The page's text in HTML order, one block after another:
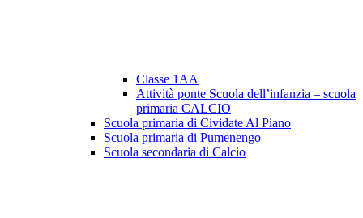
Classe 1AA
Attività ponte Scuola dell’infanzia – scuola
primaria CALCIO
Scuola primaria di Cividate Al Piano
Scuola primaria di Pumenengo
Scuola secondaria di Calcio